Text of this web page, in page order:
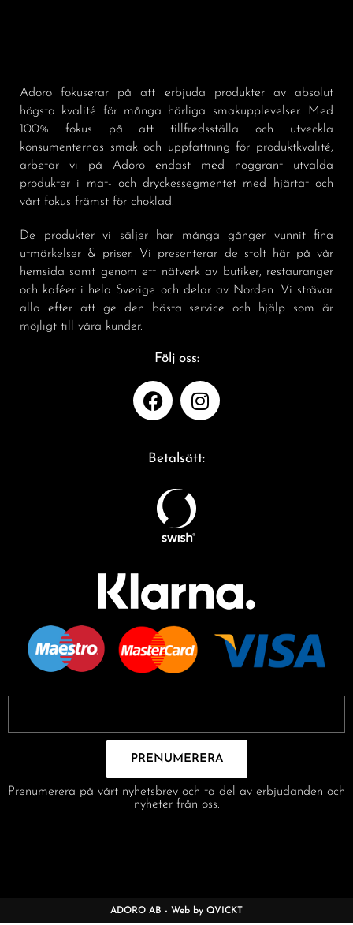
Adoro fokuserar på att erbjuda produkter av absolut
högsta kvalité för många härliga smakupplevelser. Med
100% fokus på att tillfredsställa och utveckla
konsumenternas smak och uppfattning för produktkvalité,
arbetar vi på Adoro endast med noggrant utvalda
produkter i mat- och dryckessegmentet med hjärtat och
vårt fokus främst för choklad.
De produkter vi säljer har många gånger vunnit fina
utmärkelser & priser. Vi presenterar de stolt här på vår
hemsida samt genom ett nätverk av butiker, restauranger
och kaféer i hela Sverige och delar av Norden. Vi strävar
alla efter att ge den bästa service och hjälp som är
möjligt till våra kunder.
Följ oss:
Betalsätt:
PRENUMERERA
Prenumerera på vårt nyhetsbrev och ta del av erbjudanden och
nyheter från oss.
ADORO AB - Web by QVICKT